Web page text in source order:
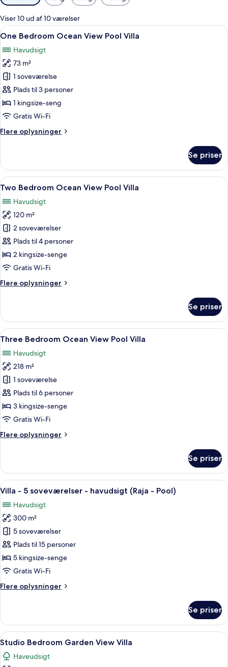
filtre
for
værelser
Viser 10 ud af 10 værelser
Indlæs
alle
billeder
af
One
Bedroom
Ocean
View
Villa
One Bedroom Ocean View Pool Villa
21
One Bedroom Ocean View Pool Villa
Havudsigt
73 m²
1 soveværelse
Plads til 3 personer
1 kingsize-seng
Gratis Wi-Fi
Flere oplysninger
Flere
Bedroom
Ocean
View
Villa
Se priser
Indlæs
alle
billeder
af
Two
Bedroom
Ocean
View
Villa
Et soveværelse med en stor seng,
11
Two Bedroom Ocean View Pool Villa
Havudsigt
120 m²
2 soveværelser
Plads til 4 personer
2 kingsize-senge
Gratis Wi-Fi
Flere oplysninger
Flere
Bedroom
Ocean
View
Villa
Se priser
Indlæs
alle
billeder
af
Three
Bedroom
Ocean
View
Villa
Et soveværelse med seng, fjernsyn
11
Three Bedroom Ocean View Pool Villa
Havudsigt
218 m²
1 soveværelse
Plads til 6 personer
3 kingsize-senge
Gratis Wi-Fi
Flere oplysninger
Flere
Bedroom
Ocean
View
Villa
Se priser
Indlæs
alle
billeder
af
Villa
-
5
soveværelser
havudsigt
Pool)
Udeafgrundspool med udsigt til
26
Villa - 5 soveværelser - havudsigt (Raja - Pool)
Havudsigt
300 m²
5 soveværelser
Plads til 15 personer
5 kingsize-senge
Gratis Wi-Fi
Flere oplysninger
Flere
-
soveværelser
havudsigt
Se priser
Indlæs
alle
billeder
Et moderne soveværelse med en
18
Studio Bedroom Garden View Villa
Haveudsigt